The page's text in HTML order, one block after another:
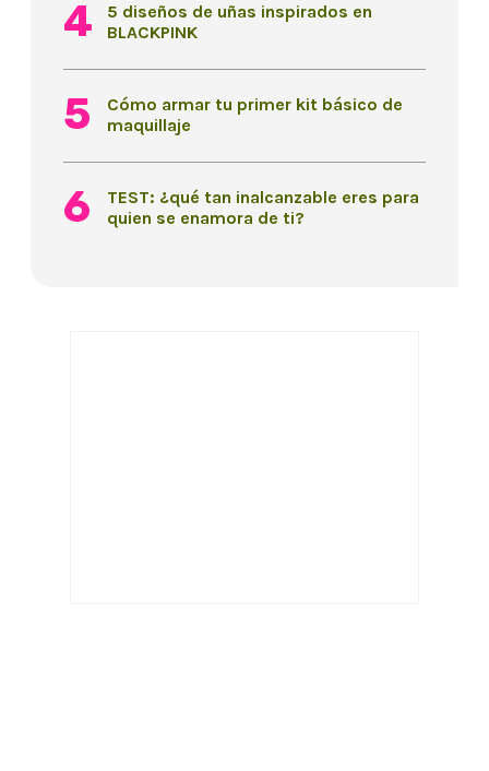
5 diseños de uñas inspirados en
BLACKPINK
Cómo armar tu primer kit básico de
maquillaje
TEST: ¿qué tan inalcanzable eres para
quien se enamora de ti?